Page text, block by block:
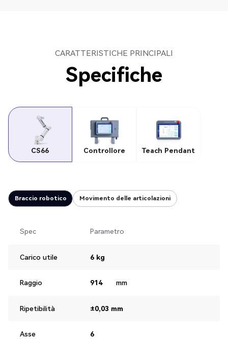
CARATTERISTICHE PRINCIPALI
Specifiche
CS66 Controllore Teach Pendant
Braccio robotico Movimento delle articolazioni
Spec Parametro
Carico utile 6 kg
Raggio 914 mm‍
Ripetibilità ±0,03 mm
Asse 6